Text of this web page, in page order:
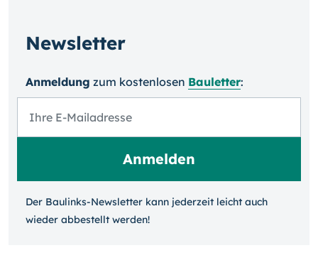
Newsletter
Anmeldung zum kosten­losen Bauletter:
Der Baulinks-Newsletter kann jeder­zeit leicht auch
wieder ab­bestellt werden!